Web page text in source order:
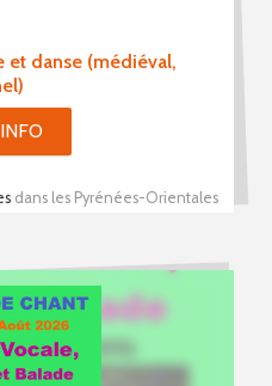
et danse (médiéval,
dans les Pyrénées-Orientales